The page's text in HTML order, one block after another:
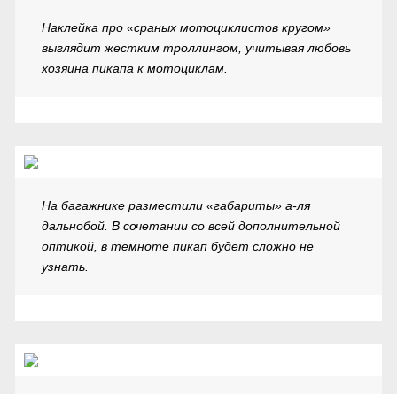
Наклейка про «сраных мотоциклистов кругом»
выглядит жестким троллингом, учитывая любовь
хозяина пикапа к мотоциклам.
На багажнике разместили «габариты» а-ля
дальнобой. В сочетании со всей дополнительной
оптикой, в темноте пикап будет сложно не
узнать.